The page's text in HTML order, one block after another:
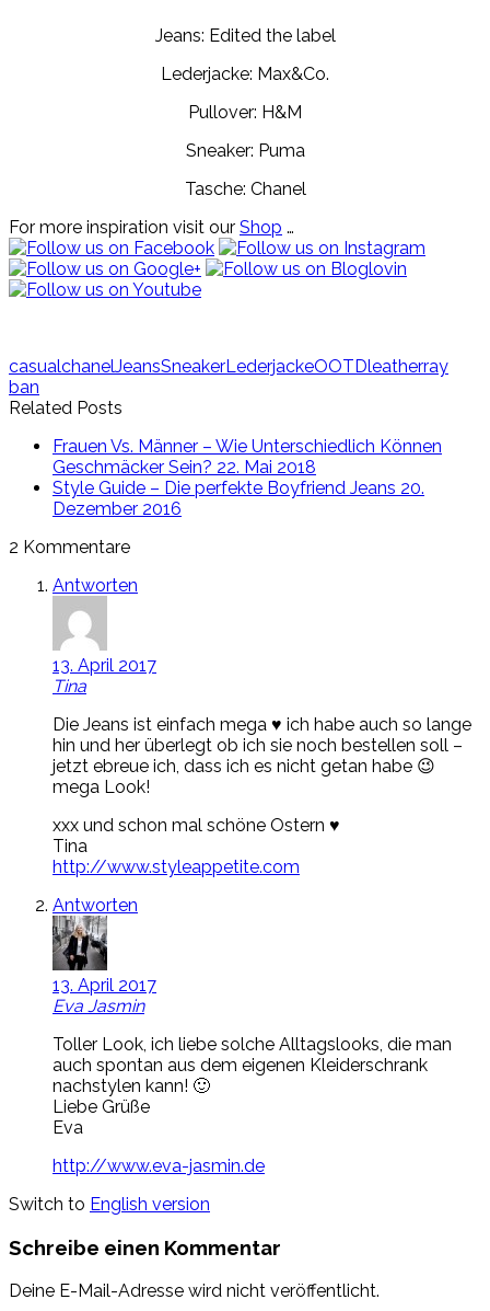
Jeans: Edited the label
Lederjacke: Max&Co.
Pullover: H&M
Sneaker: Puma
Tasche: Chanel
For more inspiration visit our Shop …
casualchanelJeansSneakerLederjackeOOTDleatherray
ban
Related Posts
Frauen Vs. Männer – Wie Unterschiedlich Können
Geschmäcker Sein? 22. Mai 2018
Style Guide – Die perfekte Boyfriend Jeans 20.
Dezember 2016
2 Kommentare
Antworten
13. April 2017
Tina
Die Jeans ist einfach mega ♥ ich habe auch so lange
hin und her überlegt ob ich sie noch bestellen soll –
jetzt ebreue ich, dass ich es nicht getan habe 😉
mega Look!
xxx und schon mal schöne Ostern ♥
Tina
http://www.styleappetite.com
Antworten
13. April 2017
Eva Jasmin
Toller Look, ich liebe solche Alltagslooks, die man
auch spontan aus dem eigenen Kleiderschrank
nachstylen kann! 🙂
Liebe Grüße
Eva
http://www.eva-jasmin.de
Switch to English version
Schreibe einen Kommentar
Deine E-Mail-Adresse wird nicht veröffentlicht.